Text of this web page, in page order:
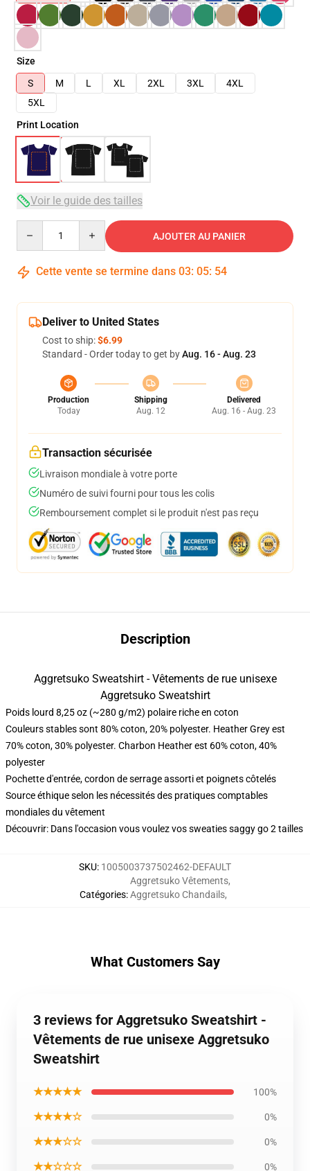
Size
S
M L XL 2XL 3XL
4XL
5XL
Print Location
Voir le guide des tailles
AJOUTER AU PANIER
Cette vente se termine dans 03: 05: 54
Deliver to United States
Cost to ship:$6.99
Standard - Order today to get byAug. 16 - Aug. 23
Production
Today
Shipping
Aug. 12
Delivered
Aug. 16 - Aug. 23
Transaction sécurisée
Livraison mondiale à votre porte
Numéro de suivi fourni pour tous les colis
Remboursement complet si le produit n'est pas reçu
Description
Aggretsuko Sweatshirt - Vêtements de rue unisexe
Aggretsuko Sweatshirt
Poids lourd 8,25 oz (~280 g/m2) polaire riche en coton
Couleurs stables sont 80% coton, 20% polyester. Heather Grey est
70% coton, 30% polyester. Charbon Heather est 60% coton, 40%
polyester
Pochette d'entrée, cordon de serrage assorti et poignets côtelés
Source éthique selon les nécessités des pratiques comptables
mondiales du vêtement
Découvrir: Dans l'occasion vous voulez vos sweaties saggy go 2 tailles
SKU: 1005003737502462-DEFAULT
Catégories:
Aggretsuko Vêtements,
Aggretsuko Chandails,
What Customers Say
3 reviews for Aggretsuko Sweatshirt -
Vêtements de rue unisexe Aggretsuko
Sweatshirt
★★★★★ 100%
★★★★☆ 0%
★★★☆☆ 0%
★★☆☆☆ 0%